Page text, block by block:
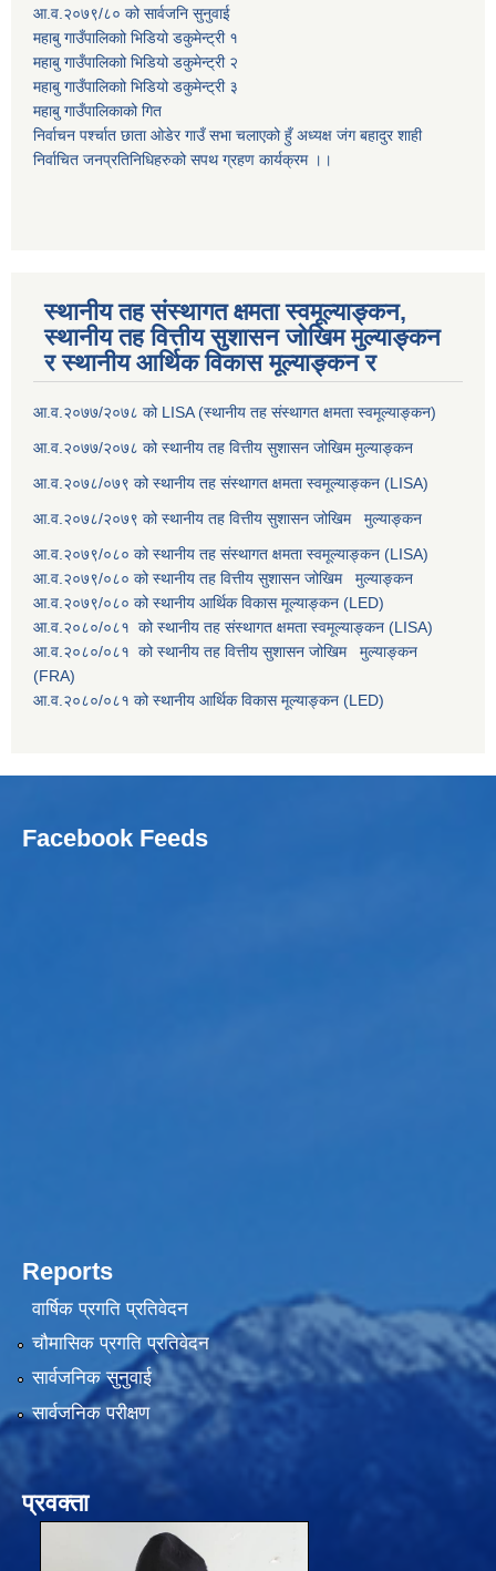
आ.व.२०७९/८० को सार्वजनि सुनुवाई
महाबु गाउँपालिकाो भिडियो डकुमेन्ट्री १
महाबु गाउँपालिकाो भिडियो डकुमेन्ट्री २
महाबु गाउँपालिकाो भिडियो डकुमेन्ट्री ३
महाबु गाउँपालिकाको गित
निर्वाचन पर्श्चात छाता ओडेर गाउँ सभा चलाएको हुँ अध्यक्ष जंग बहादुर शाही
निर्वाचित जनप्रतिनिधिहरुको सपथ ग्रहण कार्यक्रम ।।
स्थानीय तह संस्थागत क्षमता स्वमूल्याङ्कन,
स्थानीय तह वित्तीय सुशासन जोखिम मुल्याङ्कन
र स्थानीय आर्थिक विकास मूल्याङ्कन र
आ.व.२०७७/२०७८ को LISA (स्थानीय तह संस्थागत क्षमता स्वमूल्याङ्कन)
आ.व.२०७७/२०७८ को स्थानीय तह वित्तीय सुशासन जोखिम मुल्याङ्कन
आ.व.२०७८/०७९ को स्थानीय तह संस्थागत क्षमता स्वमूल्याङ्कन (LISA)
आ.व.२०७८/२०७९ को स्थानीय तह वित्तीय सुशासन जोखिम मुल्याङ्कन
आ.व.२०७९/०८० को स्थानीय तह संस्थागत क्षमता स्वमूल्याङ्कन (LISA)
आ.व.२०७९/०८० को स्थानीय तह वित्तीय सुशासन जोखिम मुल्याङ्कन
आ.व.२०७९/०८० को स्थानीय आर्थिक विकास मूल्याङ्कन (LED)
आ.व.२०८०/०८१ को स्थानीय तह संस्थागत क्षमता स्वमूल्याङ्कन (LISA)
आ.व.२०८०/०८१ को स्थानीय तह वित्तीय सुशासन जोखिम मुल्याङ्कन
(FRA)
आ.व.२०८०/०८१ को स्थानीय आर्थिक विकास मूल्याङ्कन (LED)
Facebook Feeds
Reports
वार्षिक प्रगति प्रतिवेदन
चौमासिक प्रगति प्रतिवेदन
सार्वजनिक सुनुवाई
सार्वजनिक परीक्षण
प्रवक्ता